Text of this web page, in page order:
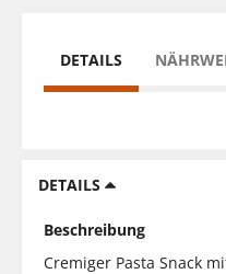
DETAILS
DETAILS
Beschreibung
Cremiger Pasta Snack